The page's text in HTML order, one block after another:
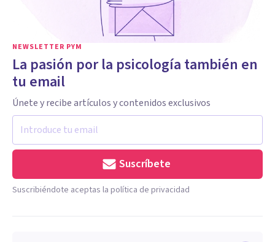
NEWSLETTER PYM
La pasión por la psicología también en
tu email
Únete y recibe artículos y contenidos exclusivos
Suscríbete
Suscribiéndote aceptas la política de privacidad